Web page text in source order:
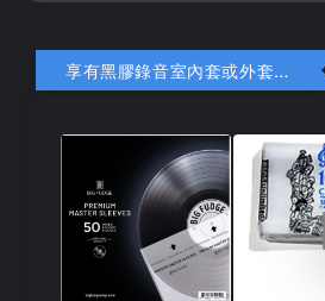
享有黑膠錄音室內套或外套折扣